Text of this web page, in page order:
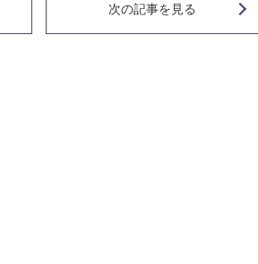
次の記事を見る